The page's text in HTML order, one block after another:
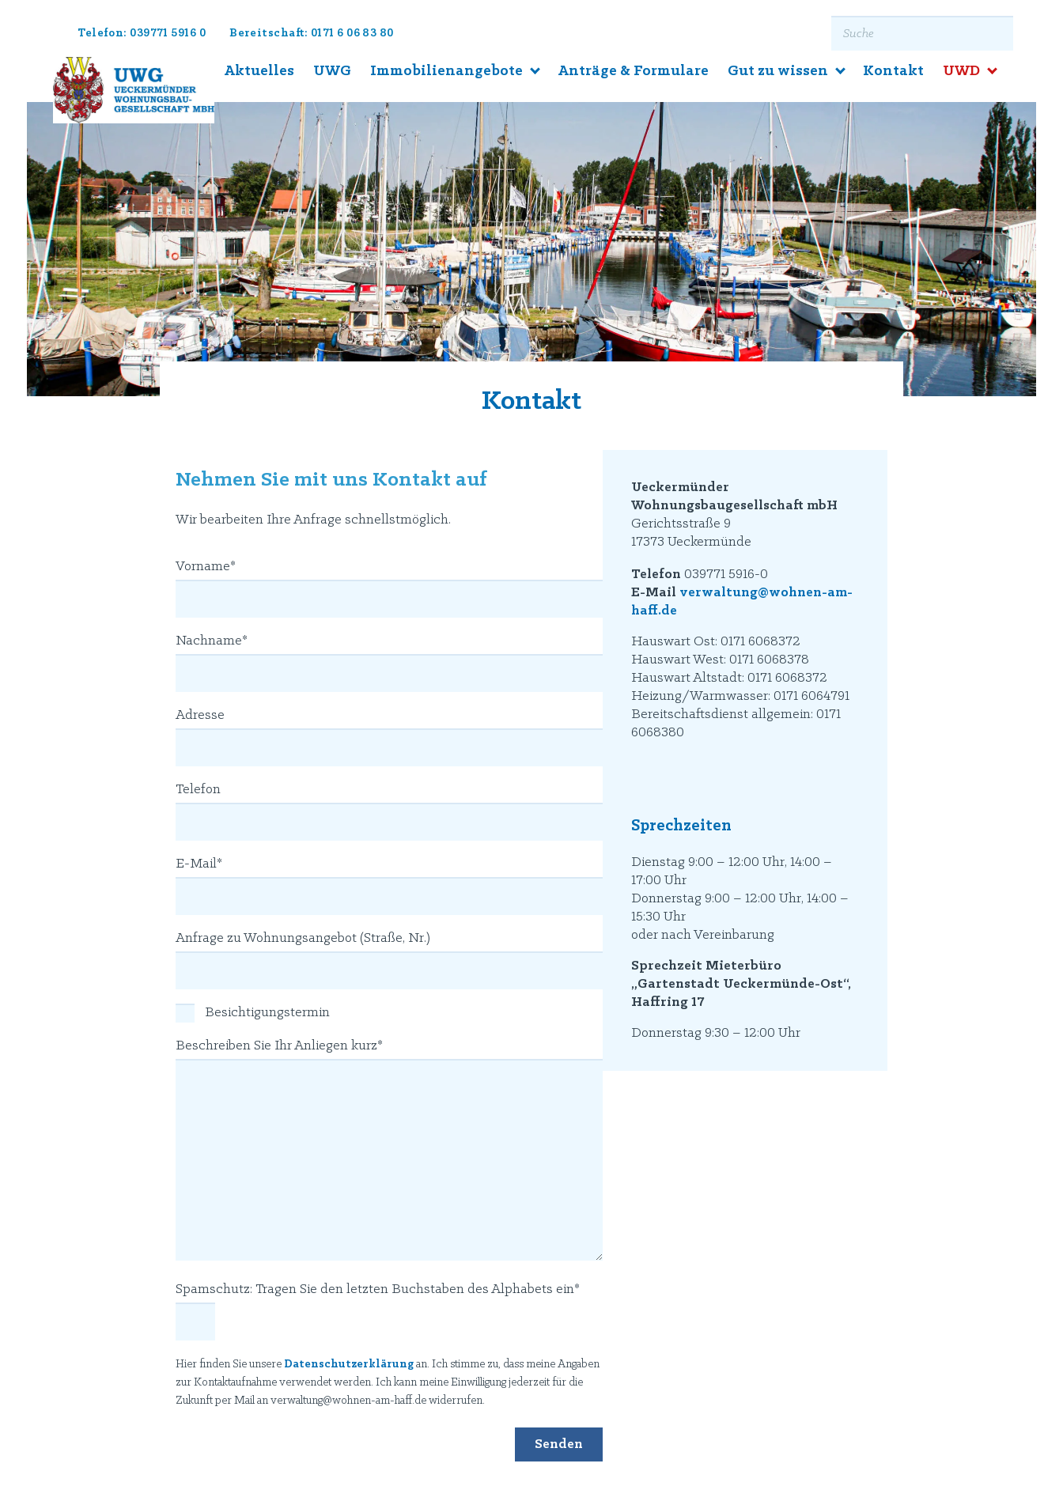
zum Inhalt
Telefon: 039771 5916 0 Bereitschaft: 0171 6 06 83 80
Suchbegriff eingeben
Aktuelles UWG Immobilienangebote Anträge & Formulare Gut zu wissen Kontakt UWD
Kontakt
Nehmen Sie mit uns Kontakt auf
Wir bearbeiten Ihre Anfrage schnellstmöglich.
Vorname*
Nachname*
Adresse
Telefon
E-Mail*
Bitte lasse dieses Feld leer.
Anfrage zu Wohnungsangebot (Straße, Nr.)
Besichtigungstermin
Beschreiben Sie Ihr Anliegen kurz*
Spamschutz: Tragen Sie den letzten Buchstaben des Alphabets ein*
Hier finden Sie unsere Datenschutzerklärung an. Ich stimme zu, dass meine Angaben
zur Kontaktaufnahme verwendet werden. Ich kann meine Einwilligung jederzeit für die
Zukunft per Mail an verwaltung@wohnen-am-haff.de widerrufen.
Ueckermünder
Wohnungsbaugesellschaft mbH
Gerichtsstraße 9
17373 Ueckermünde
Telefon 039771 5916-0
E-Mail verwaltung@wohnen-am-
haff.de
Hauswart Ost: 0171 6068372
Hauswart West: 0171 6068378
Hauswart Altstadt: 0171 6068372
Heizung/Warmwasser: 0171 6064791
Bereitschaftsdienst allgemein: 0171
6068380
Sprechzeiten
Dienstag 9:00 – 12:00 Uhr, 14:00 –
17:00 Uhr
Donnerstag 9:00 – 12:00 Uhr, 14:00 –
15:30 Uhr
oder nach Vereinbarung
Sprechzeit Mieterbüro
„Gartenstadt Ueckermünde-Ost“,
Haffring 17
Donnerstag 9:30 – 12:00 Uhr